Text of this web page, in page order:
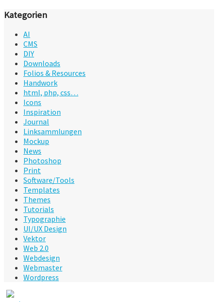
Kategorien
AI
CMS
DIY
Downloads
Folios & Resources
Handwork
html, php, css…
Icons
Inspiration
Journal
Linksammlungen
Mockup
News
Photoshop
Print
Software/Tools
Templates
Themes
Tutorials
Typographie
UI/UX Design
Vektor
Web 2.0
Webdesign
Webmaster
Wordpress